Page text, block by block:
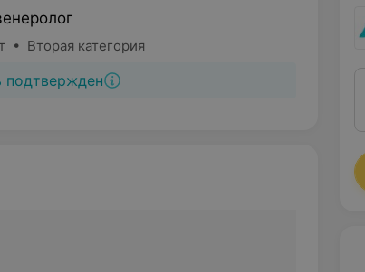
• Вторая категория
подтвержден